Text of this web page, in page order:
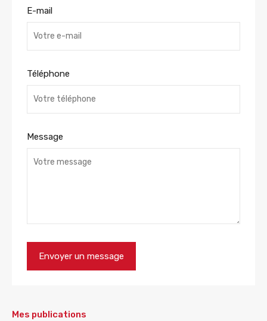
E-mail
Téléphone
Message
Mes publications